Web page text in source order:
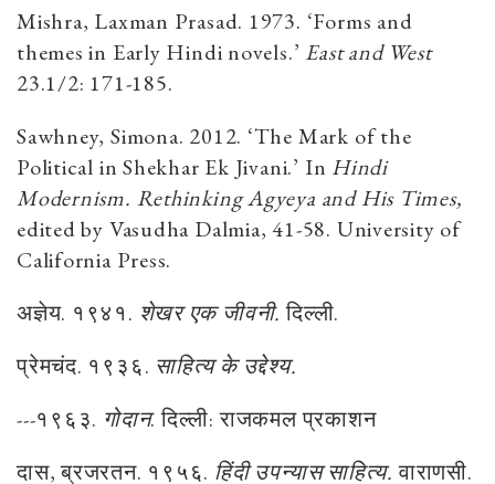
Mishra, Laxman Prasad. 1973. ‘Forms and
themes in Early Hindi novels.’ East and West
23.1/2: 171-185.
Sawhney, Simona. 2012. ‘The Mark of the
Political in Shekhar Ek Jivani.’ In Hindi
Modernism. Rethinking Agyeya and His Times,
edited by Vasudha Dalmia, 41-58. University of
California Press.
अज्ञेय. १९४१. शेखर एक जीवनी.दिल्ली.
प्रेमचंद. १९३६. साहित्य के उद्देश्य.
---१९६३. गोदान. दिल्ली: राजकमल प्रकाशन
दास, ब्रजरतन. १९५६. हिंदी उपन्यास साहित्य.वाराणसी.